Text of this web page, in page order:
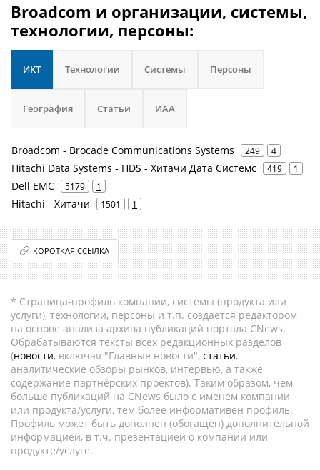
Broadcom и организации, системы,
технологии, персоны:
ИКТ Технологии Системы Персоны
География Статьи ИАА
Broadcom - Brocade Communications Systems 249 4
Hitachi Data Systems - HDS - Хитачи Дата Системс 419 1
Dell EMC 5179 1
Hitachi - Хитачи 1501 1
КОРОТКАЯ ССЫЛКА
* Страница-профиль компании, системы (продукта или
услуги), технологии, персоны и т.п. создается редактором
на основе анализа архива публикаций портала CNews.
Обрабатываются тексты всех редакционных разделов
(новости, включая "Главные новости", статьи,
аналитические обзоры рынков, интервью, а также
содержание партнёрских проектов). Таким образом, чем
больше публикаций на CNews было с именем компании
или продукта/услуги, тем более информативен профиль.
Профиль может быть дополнен (обогащен) дополнительной
информацией, в т.ч. презентацией о компании или
продукте/услуге.